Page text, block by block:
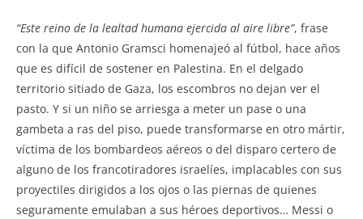
“Este reino de la lealtad humana ejercida al aire libre”, frase
con la que Antonio Gramsci homenajeó al fútbol, hace años
que es difícil de sostener en Palestina. En el delgado
territorio sitiado de Gaza, los escombros no dejan ver el
pasto. Y si un niño se arriesga a meter un pase o una
gambeta a ras del piso, puede transformarse en otro mártir,
víctima de los bombardeos aéreos o del disparo certero de
alguno de los francotiradores israelíes, implacables con sus
proyectiles dirigidos a los ojos o las piernas de quienes
seguramente emulaban a sus héroes deportivos… Messi o